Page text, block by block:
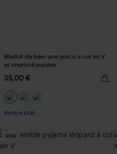
Maillot de bain une pièce à col en V
et imprimé paisley
35,00 €
Ventre plat
NEW